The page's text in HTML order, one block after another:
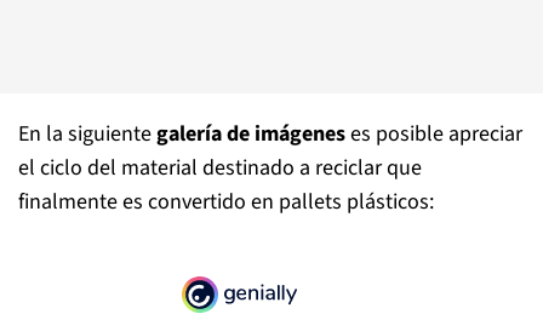
En la siguiente galería de imágeneses posible apreciar
el ciclo del material destinado a reciclar que
finalmente es convertido en pallets plásticos: